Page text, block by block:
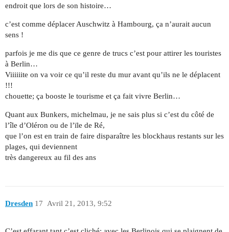
endroit que lors de son histoire…
c’est comme déplacer Auschwitz à Hambourg, ça n’aurait aucun
sens !
parfois je me dis que ce genre de trucs c’est pour attirer les touristes
à Berlin…
Viiiiiite on va voir ce qu’il reste du mur avant qu’ils ne le déplacent
!!!
chouette; ça booste le tourisme et ça fait vivre Berlin…
Quant aux Bunkers, michelmau, je ne sais plus si c’est du côté de
l’île d’Oléron ou de l’ïle de Ré,
que l’on est en train de faire disparaître les blockhaus restants sur les
plages, qui deviennent
très dangereux au fil des ans
Dresden Avril 21, 2013, 9:52
17